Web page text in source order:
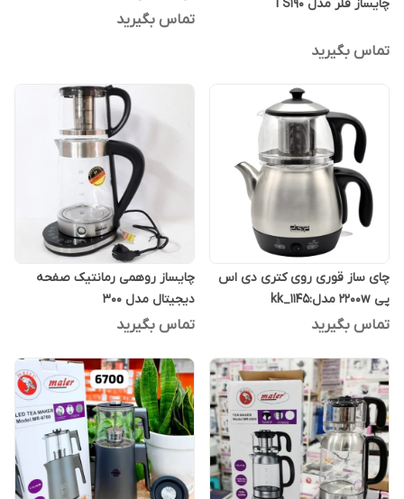
چایساز فلر مدل TS190
تماس بگیرید
تماس بگیرید
چای ساز قوری روی کتری دی اس
پی 2200w مدل:kk_1145
تماس بگیرید
چایساز روهمی رمانتیک صفحه
دیجیتال مدل 300
تماس بگیرید